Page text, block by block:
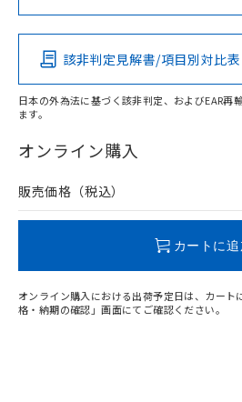
Pb Hg
O
在庫等で未対応品が混在する可能
問い合わせください。
この製品の規
その他の認証はこちらのペ
該非判定見解書/項目別対比表
日本の外為法に基づく該非判定、およびEAR再
ます。
オンライン購入
販売価格（税込）
カートに追
オンライン購入における出荷予定日は、カート
格・納期の確認」画面にてご確認ください。